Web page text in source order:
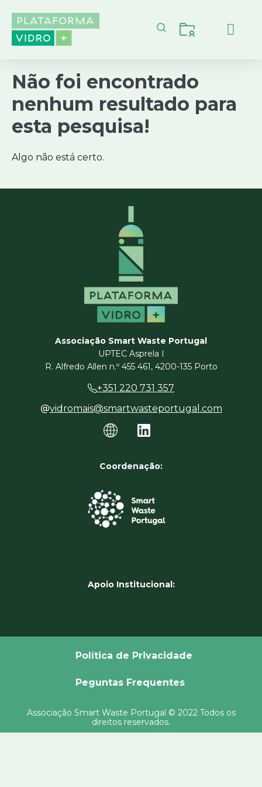
Não foi encontrado
nenhum resultado para
esta pesquisa!
Algo não está certo.
Associação Smart Waste Portugal
UPTEC Asprela I
R. Alfredo Allen n.º 455 461, 4200-135 Porto
+351 220 731 357
vidromais@smartwasteportugal.com
Coordenação:
Apoio Institucional:
Política de Privacidade
Peguntas Frequentes
Associação Smart Waste Portugal © 2022 Todos os
direitos reservados.